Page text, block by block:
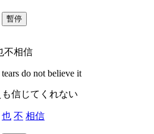
暫停
不相信
do not believe it
信じてくれない
也 不 相信